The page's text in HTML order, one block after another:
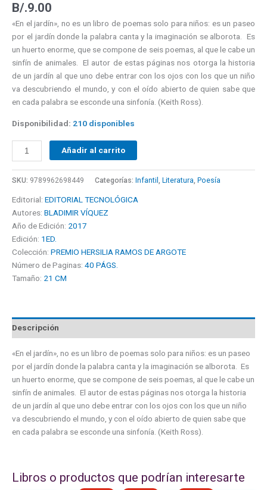
B/.9.00
«En el jardín», no es un libro de poemas solo para niños: es un paseo
por el jardín donde la palabra canta y la imaginación se alborota. Es
un huerto enorme, que se compone de seis poemas, al que le cabe un
sinfín de animales. El autor de estas páginas nos otorga la historia
de un jardín al que uno debe entrar con los ojos con los que un niño
va descubriendo el mundo, y con el oído abierto de quien sabe que
en cada palabra se esconde una sinfonía. (Keith Ross).
Disponibilidad: 210 disponibles
Añadir al carrito
SKU: 9789962698449 Categorías: Infantil , Literatura, Poesía
Editorial: EDITORIAL TECNOLÓGICA
Autores: BLADIMIR VÍQUEZ
Año de Edición: 2017
Edición: 1ED.
Colección: PREMIO HERSILIA RAMOS DE ARGOTE
Número de Paginas: 40 PÁGS.
Tamaño: 21 CM
Descripción
«En el jardín», no es un libro de poemas solo para niños: es un paseo
por el jardín donde la palabra canta y la imaginación se alborota. Es
un huerto enorme, que se compone de seis poemas, al que le cabe un
sinfín de animales. El autor de estas páginas nos otorga la historia
de un jardín al que uno debe entrar con los ojos con los que un niño
va descubriendo el mundo, y con el oído abierto de quien sabe que
en cada palabra se esconde una sinfonía. (Keith Ross).
Libros o productos que podrían interesarte